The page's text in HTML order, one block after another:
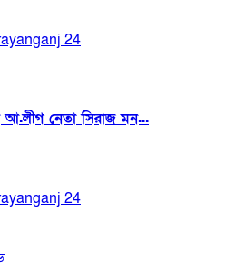
24
আ.লীগ নেতা সিরাজ মন...
24